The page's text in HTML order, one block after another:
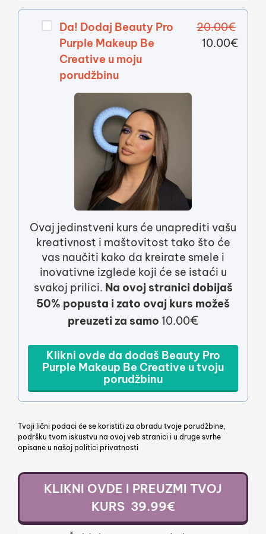
Da! Dodaj Beauty Pro
Purple Makeup Be
Creative u moju
porudžbinu
20.00€
10.00€
Ovaj jedinstveni kurs će unaprediti vašu
kreativnost i maštovitost tako što će
vas naučiti kako da kreirate smele i
inovativne izglede koji će se istaći u
svakoj prilici. Na ovoj stranici dobijaš
50% popusta i zato ovaj kurs možeš
preuzeti za samo 10.00€
Klikni ovde da dodaš Beauty Pro
Purple Makeup Be Creative u tvoju
porudžbinu
Tvoji lični podaci će se koristiti za obradu tvoje porudžbine,
podršku tvom iskustvu na ovoj veb stranici i u druge svrhe
opisane u našoj politici privatnosti
KLIKNI OVDE I PREUZMI TVOJ
KURS 39.99€